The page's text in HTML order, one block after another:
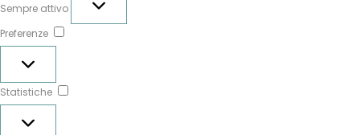
Sempre attivo
Preferenze
Statistiche